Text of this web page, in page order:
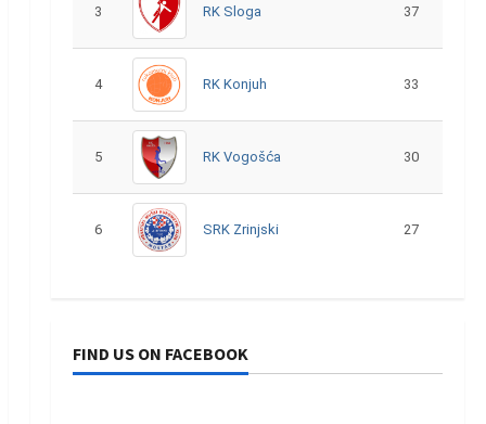
3 RK Sloga 37
4 RK Konjuh 33
5 RK Vogošća 30
6 SRK Zrinjski 27
FIND US ON FACEBOOK